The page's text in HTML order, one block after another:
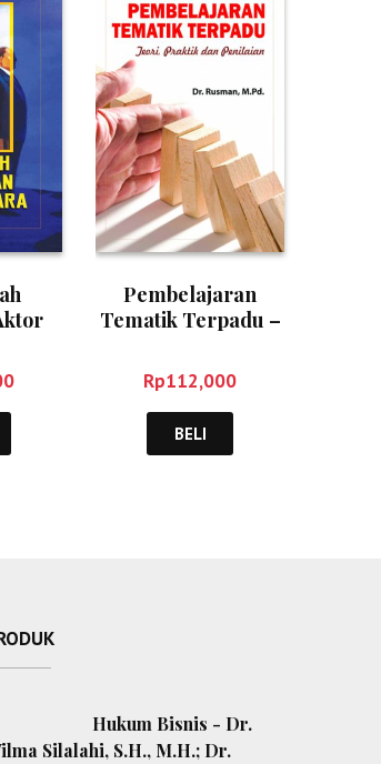
Pembelajaran
Tematik Terpadu –
Rp112,000
BELI
Hukum Bisnis - Dr.
Silalahi, S.H., M.H.; Dr.